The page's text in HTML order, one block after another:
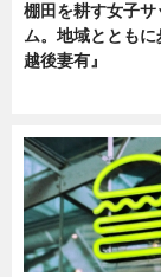
棚田を耕す女子サ
ム。地域ととも
越後妻有』